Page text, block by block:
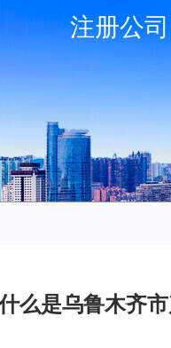
注册公
么是乌鲁木齐